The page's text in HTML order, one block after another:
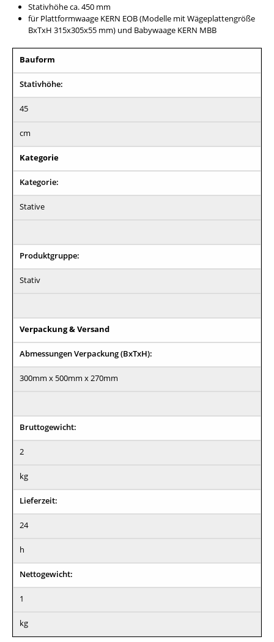
Stativhöhe ca. 450 mm
für Plattformwaage KERN EOB (Modelle mit Wägeplattengröße
BxTxH 315x305x55 mm) und Babywaage KERN MBB
Bauform
Stativhöhe:
45
cm
Kategorie
Kategorie:
Stative
Produktgruppe:
Stativ
Verpackung & Versand
Abmessungen Verpackung (BxTxH):
300mm x 500mm x 270mm
Bruttogewicht:
2
kg
Lieferzeit:
24
h
Nettogewicht:
1
kg